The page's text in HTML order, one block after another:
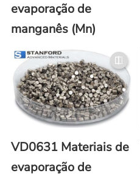
evaporação de
manganês (Mn)
VD0631 Materiais de
evaporação de